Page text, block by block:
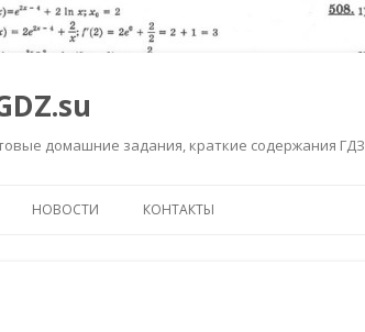
домашние задания, краткие содержания ГДЗ
НОВОСТИ КОНТАКТЫ